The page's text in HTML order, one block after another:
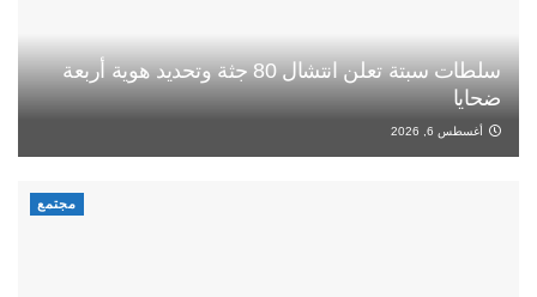
سلطات سبتة تعلن انتشال 80 جثة وتحديد هوية أربعة
ضحايا
أغسطس 6, 2026
مجتمع